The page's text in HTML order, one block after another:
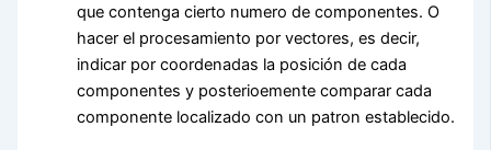
que contenga cierto numero de componentes. O
hacer el procesamiento por vectores, es decir,
indicar por coordenadas la posición de cada
componentes y posterioemente comparar cada
componente localizado con un patron establecido.